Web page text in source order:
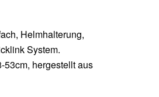
Helmhalterung,
System.
53cm, hergestellt aus